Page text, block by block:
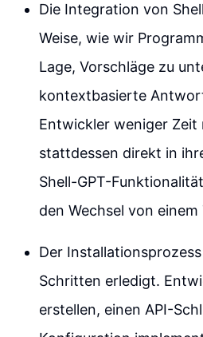
Die Integration von
Weise, wie wir
Lage, Vorschläge zu
kontextbasierte
Entwickler weniger Zeit
stattdessen direkt in
Shell-GPT-
den Wechsel von
Der
Schritten erledigt.
erstellen, einen API-